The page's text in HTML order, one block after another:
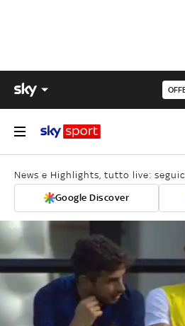
News e Highlights, tutto live:
Google Discover